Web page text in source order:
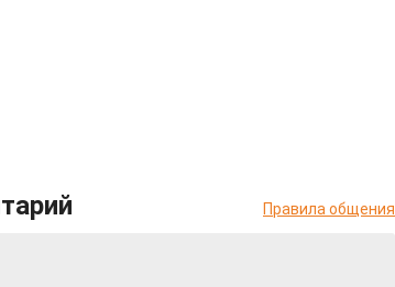
Правила общения